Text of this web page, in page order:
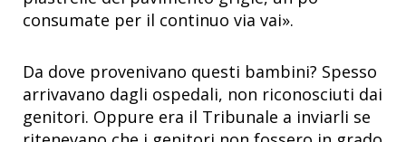
consumate per il continuo via vai».
Da dove provenivano questi bambini? Spesso
arrivavano dagli ospedali, non riconosciuti dai
genitori. Oppure era il Tribunale a inviarli se